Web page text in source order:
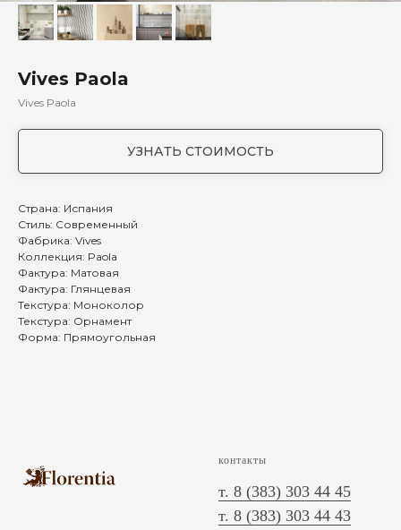
Vives Paola
Vives Paola
УЗНАТЬ СТОИМОСТЬ
Страна: Испания
Стиль: Современный
Фабрика: Vives
Коллекция: Paola
Фактура: Матовая
Фактура: Глянцевая
Текстура: Моноколор
Текстура: Орнамент
Форма: Прямоугольная
контакты
т. 8 (383) 303 44 45
т. 8 (383) 303 44 43